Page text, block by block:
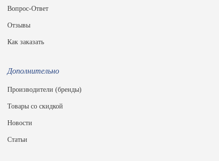
Вопрос-Ответ
Отзывы
Как заказать
Дополнительно
Производители (бренды)
Товары со скидкой
Новости
Статьи